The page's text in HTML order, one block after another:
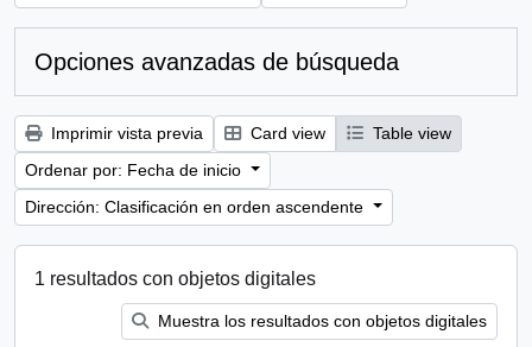
Opciones avanzadas de búsqueda
Imprimir vista previa Card view
Table view
Ordenar por: Fecha de inicio
Dirección: Clasificación en orden ascendente
1 resultados con objetos digitales
Muestra los resultados con objetos digitales